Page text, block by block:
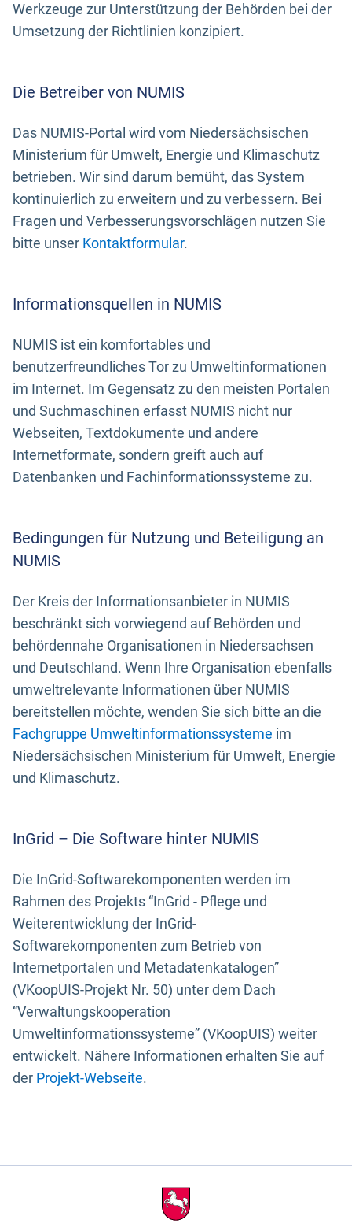
Werkzeuge zur Unterstützung der Behörden bei der
Umsetzung der Richtlinien konzipiert.
Die Betreiber von NUMIS
Das NUMIS-Portal wird vom Niedersächsischen
Ministerium für Umwelt, Energie und Klimaschutz
betrieben. Wir sind darum bemüht, das System
kontinuierlich zu erweitern und zu verbessern. Bei
Fragen und Verbesserungsvorschlägen nutzen Sie
bitte unser Kontaktformular.
Informationsquellen in NUMIS
NUMIS ist ein komfortables und
benutzerfreundliches Tor zu Umweltinformationen
im Internet. Im Gegensatz zu den meisten Portalen
und Suchmaschinen erfasst NUMIS nicht nur
Webseiten, Textdokumente und andere
Internetformate, sondern greift auch auf
Datenbanken und Fachinformationssysteme zu.
Bedingungen für Nutzung und Beteiligung an
NUMIS
Der Kreis der Informationsanbieter in NUMIS
beschränkt sich vorwiegend auf Behörden und
behördennahe Organisationen in Niedersachsen
und Deutschland. Wenn Ihre Organisation ebenfalls
umweltrelevante Informationen über NUMIS
bereitstellen möchte, wenden Sie sich bitte an die
Fachgruppe Umweltinformationssysteme im
Niedersächsischen Ministerium für Umwelt, Energie
und Klimaschutz.
InGrid – Die Software hinter NUMIS
Die InGrid-Softwarekomponenten werden im
Rahmen des Projekts “InGrid - Pflege und
Weiterentwicklung der InGrid-
Softwarekomponenten zum Betrieb von
Internetportalen und Metadatenkatalogen”
(VKoopUIS-Projekt Nr. 50) unter dem Dach
“Verwaltungskooperation
Umweltinformationssysteme” (VKoopUIS) weiter
entwickelt. Nähere Informationen erhalten Sie auf
der Projekt-Webseite.